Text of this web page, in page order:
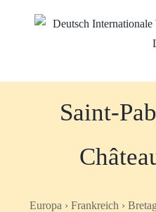
Saint-
Europa › Frankreich ›